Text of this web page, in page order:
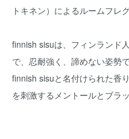
トキネン）によるルームフレ
finnish sisuは、フィンランド
で、忍耐強く、諦めない姿勢で
finnish sisuと名付けられた香
を刺激するメントールとブラ